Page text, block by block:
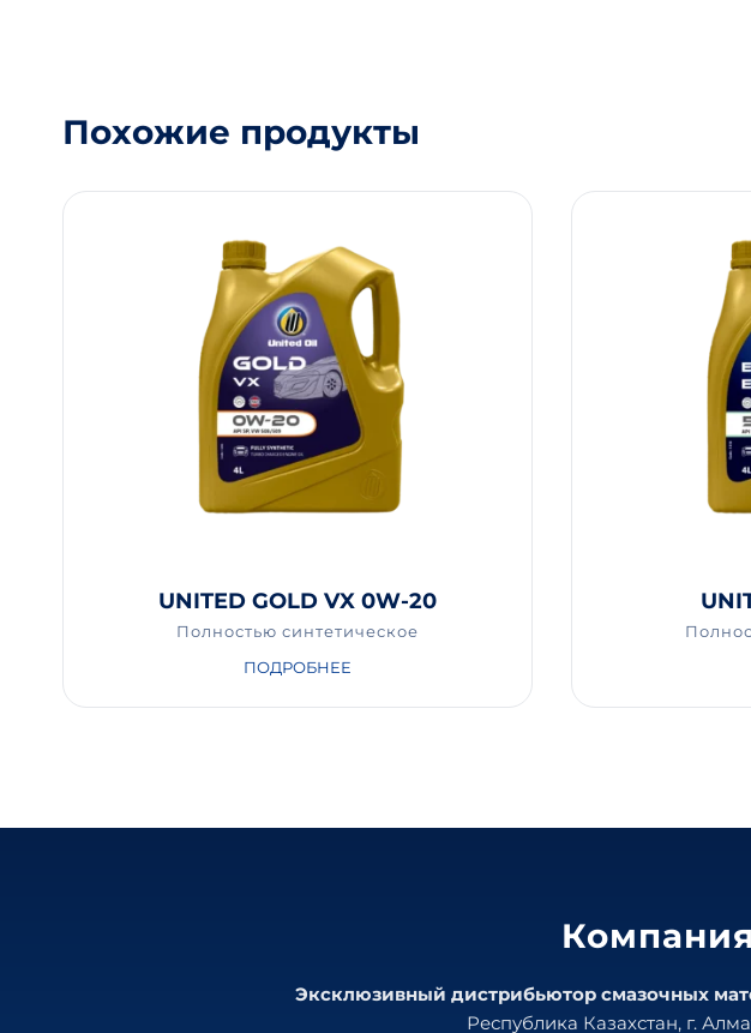
Похожие продукты
UNITED GOLD VX 0W-20
Полностью синтетическое
ПОДРОБНЕЕ
Компания
Эксклюзивный дистрибьютор смазочных
Республика Казахстан, г.